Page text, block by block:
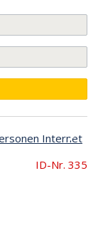
ID-Nr. 335